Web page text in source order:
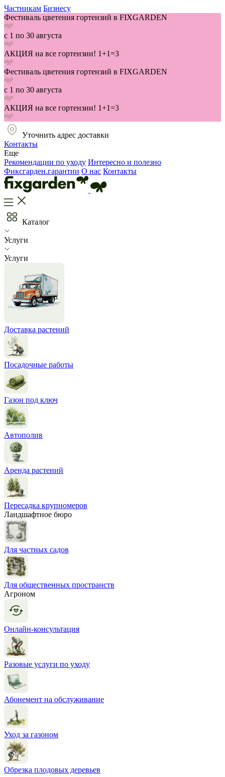
Частникам Бизнесу
Фестиваль цветения гортензий в FIXGARDEN
с 1 по 30 августа
АКЦИЯ на все гортензии! 1+1=3
Фестиваль цветения гортензий в FIXGARDEN
с 1 по 30 августа
АКЦИЯ на все гортензии! 1+1=3
Уточнить адрес доставки
Контакты
Еще
Рекомендации по уходу Интересно и полезно
Фиксгарден.гарантии О нас Контакты
Каталог
Услуги
Услуги
Доставка растений
Посадочные работы
Газон под ключ
Автополив
Аренда растений
Пересадка крупномеров
Ландшафтное бюро
Для частных садов
Для общественных пространств
Агроном
Онлайн-консультация
Разовые услуги по уходу
Абонемент на обслуживание
Уход за газоном
Обрезка плодовых деревьев